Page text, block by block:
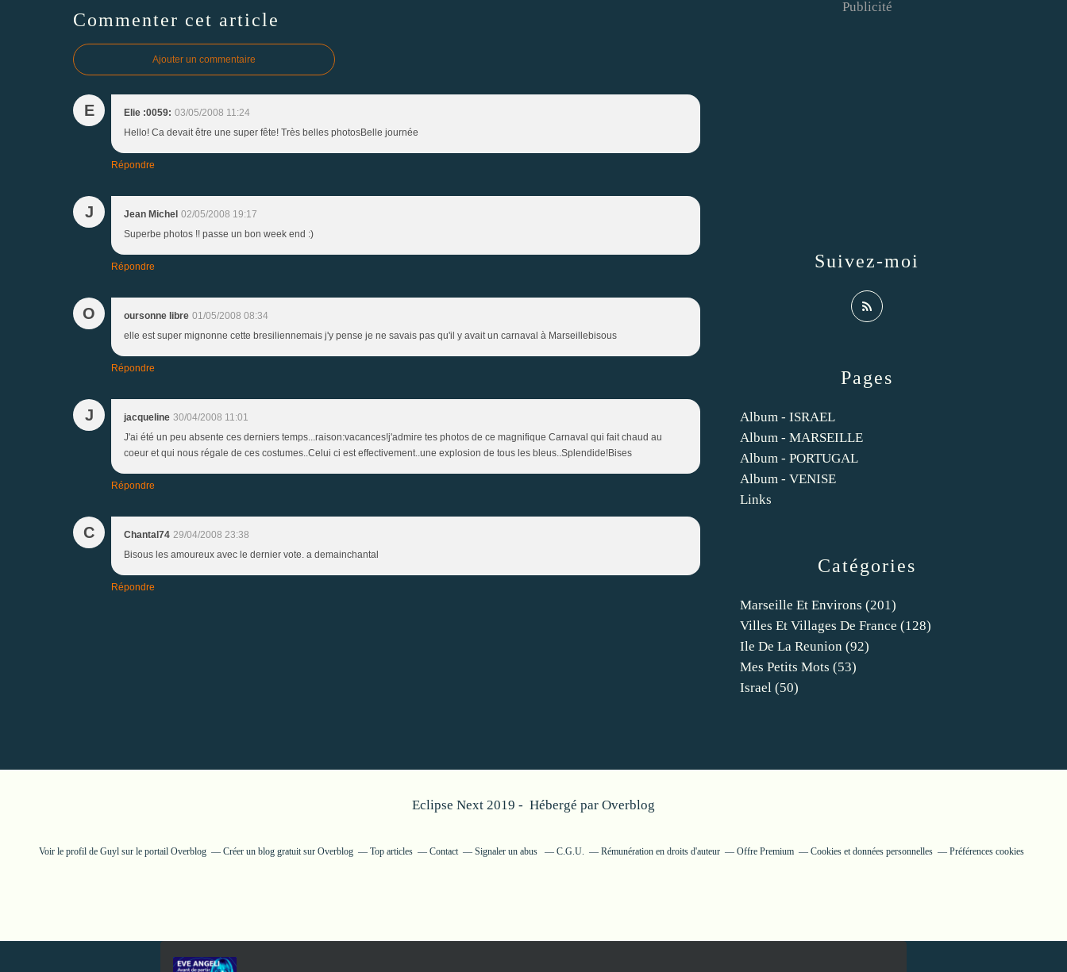
Commenter cet article
Ajouter un commentaire
E Elie :0059: 03/05/2008 11:24
Hello! Ca devait être une super fête! Très belles photosBelle journée
Répondre
J Jean Michel 02/05/2008 19:17
Superbe photos !! passe un bon week end :)
Répondre
O oursonne libre 01/05/2008 08:34
elle est super mignonne cette bresiliennemais j'y pense je ne savais pas qu'il y avait un carnaval à Marseillebisous
Répondre
J jacqueline 30/04/2008 11:01
J'ai été un peu absente ces derniers temps...raison:vacances!j'admire tes photos de ce magnifique Carnaval qui fait chaud au
coeur et qui nous régale de ces costumes..Celui ci est effectivement..une explosion de tous les bleus..Splendide!Bises
Répondre
C Chantal74 29/04/2008 23:38
Bisous les amoureux avec le dernier vote. a demainchantal
Répondre
Catégories
Marseille Et Environs (201)
Villes Et Villages De France (128)
Ile De La Reunion (92)
Mes Petits Mots (53)
Israel (50)
Pages
Album - ISRAEL
Album - MARSEILLE
Album - PORTUGAL
Album - VENISE
Links
Suivez-moi
Publicité
Eclipse Next 2019 - Hébergé par Overblog
Voir le profil de Guylsur le portail Overblog Créer un blog gratuit sur Overblog Top articles Contact Signaler un abus C.G.U. Rémunération en droits d'auteur Offre Premium Cookies et données personnelles Préférences cookies